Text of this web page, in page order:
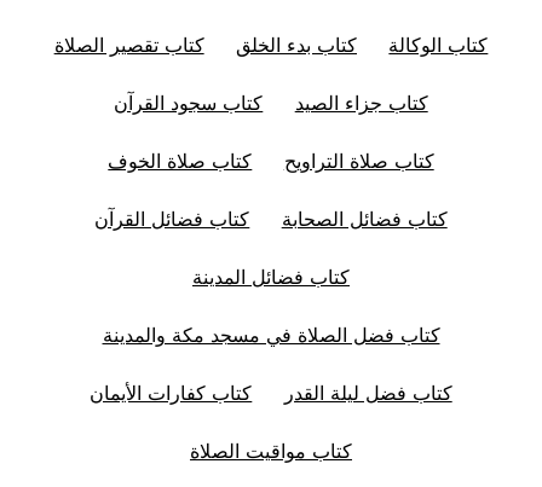
كتاب الوكالة كتاب بدء الخلق كتاب تقصير الصلاة
كتاب جزاء الصيد كتاب سجود القرآن
كتاب صلاة التراويح كتاب صلاة الخوف
كتاب فضائل الصحابة كتاب فضائل القرآن
كتاب فضائل المدينة
كتاب فضل الصلاة في مسجد مكة والمدينة
كتاب فضل ليلة القدر كتاب كفارات الأيمان
كتاب مواقيت الصلاة